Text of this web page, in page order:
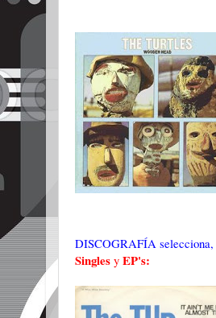
DISCOGRAFÍA selecciona,
Singles y EP's: